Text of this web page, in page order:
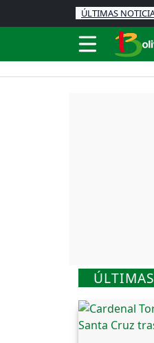
ÚLTIMAS